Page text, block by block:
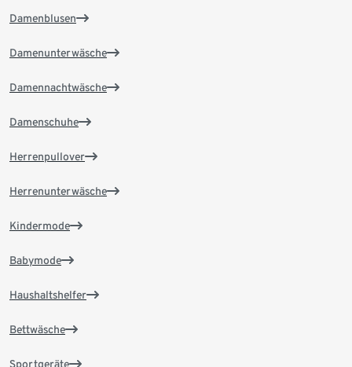
Damenblusen
Damenunterwäsche
Damennachtwäsche
Damenschuhe
Herrenpullover
Herrenunterwäsche
Kindermode
Babymode
Haushaltshelfer
Bettwäsche
Sportgeräte